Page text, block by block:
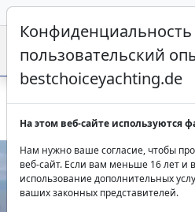
Гулет Queen Of Rtt из Фетхие
Конфиденциальность
пользовательский
bestchoiceyachting.de
На этом веб-сайте используются
Нам нужно ваше согласие, чтобы
веб-сайт. Если вам меньше 16 лет и
использование дополнительных
ваших законных представителей.